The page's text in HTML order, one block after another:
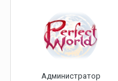
Администратор